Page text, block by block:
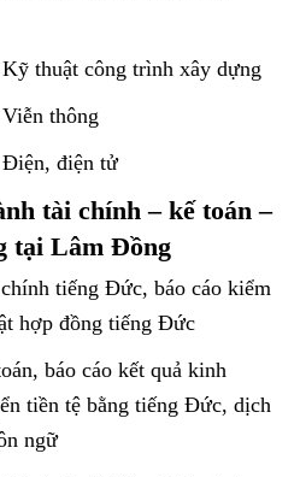
thuật công trình xây dựng
thông
điện tử
tài chính – kế toán –
tại Lâm Đồng
tiếng Đức, báo cáo kiểm
hợp đồng tiếng Đức
báo cáo kết quả kinh
tiền tệ bằng tiếng Đức, dịch
ngữ